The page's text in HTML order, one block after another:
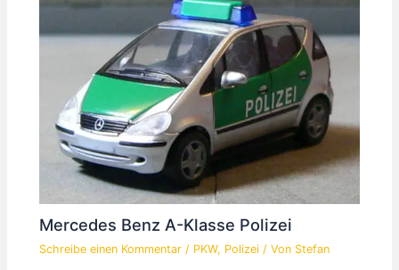
Mercedes Benz A-Klasse Polizei
Schreibe einen Kommentar / PKW, Polizei / Von Stefan